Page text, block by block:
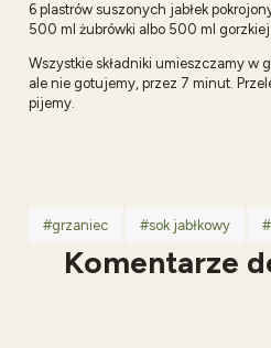
6 plastrów suszonych jabłek
500 ml żubrówki albo 500 ml gorzkiej
Wszystkie składniki umieszczamy w
ale nie gotujemy, przez 7 minut.
pijemy.
#grzaniec #sok jabłkowy
Komentarze